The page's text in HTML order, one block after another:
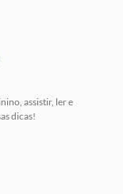
assistir, ler e
dicas!